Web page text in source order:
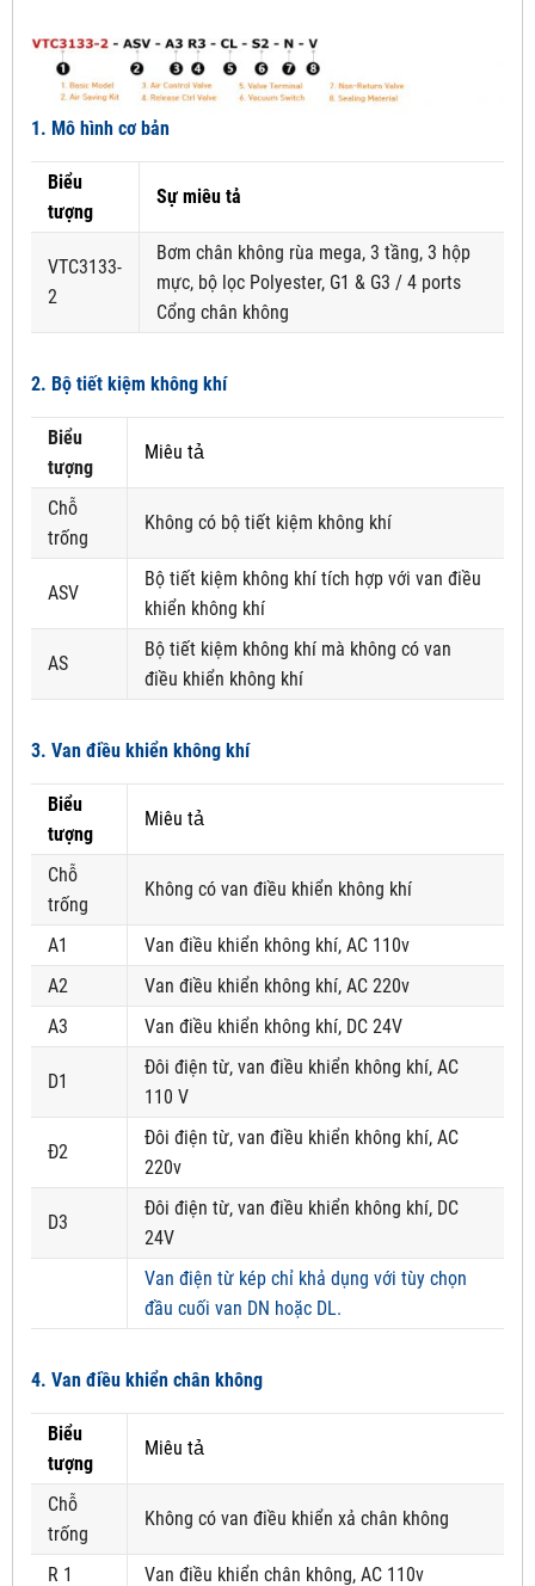
1. Mô hình cơ bản
Biểu
tượng
Sự miêu tả
VTC3133-
2
Bơm chân không rùa mega, 3 tầng, 3 hộp
mực, bộ lọc Polyester, G1 & G3 / 4 ports
Cổng chân không
2. Bộ tiết kiệm không khí
Biểu
tượng
Miêu tả
Chỗ
trống
Không có bộ tiết kiệm không khí
ASV
Bộ tiết kiệm không khí tích hợp với van điều
khiển không khí
AS
Bộ tiết kiệm không khí mà không có van
điều khiển không khí
3. Van điều khiển không khí
Biểu
tượng
Miêu tả
Chỗ
trống
Không có van điều khiển không khí
A1
Van điều khiển không khí, AC 110v
A2
Van điều khiển không khí, AC 220v
A3
Van điều khiển không khí, DC 24V
D1
Đôi điện từ, van điều khiển không khí, AC
110 V
Đ2
Đôi điện từ, van điều khiển không khí, AC
220v
D3
Đôi điện từ, van điều khiển không khí, DC
24V
Van điện từ kép chỉ khả dụng với tùy chọn
đầu cuối van DN hoặc DL.
4. Van điều khiển chân không
Biểu
tượng
Miêu tả
Chỗ
trống
Không có van điều khiển xả chân không
R 1
Van điều khiển chân không, AC 110v